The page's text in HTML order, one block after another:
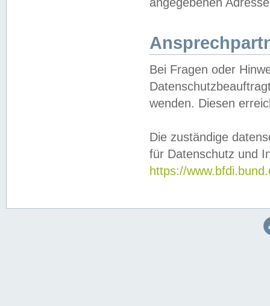
Bei Fragen oder
wenden. Diesen
Die zuständige
für Datenschutz und
https://